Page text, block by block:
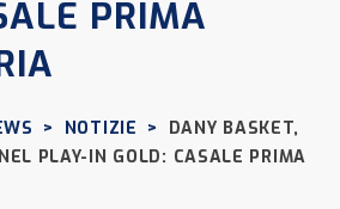
PRIMA
> NOTIZIE >
DANY BASKET,
PLAY-IN GOLD: CASALE PRIMA